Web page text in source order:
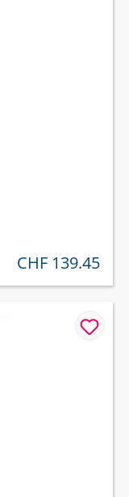
regulärer preis:
CHF 139.45